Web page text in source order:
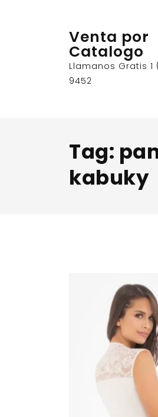
Venta por
Catalogo
Llamanos Gratis 1
9452
Tag:
kabuky